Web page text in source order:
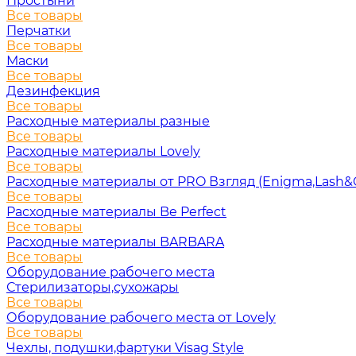
Все товары
Перчатки
Все товары
Маски
Все товары
Дезинфекция
Все товары
Расходные материалы разные
Все товары
Расходные материалы Lovely
Все товары
Расходные материалы от PRO Взгляд
Все товары
Расходные материалы Be Perfect
Все товары
Расходные материалы BARBARA
Все товары
Оборудование рабочего места
Стерилизаторы,сухожары
Все товары
Оборудование рабочего места от Lovely
Все товары
Чехлы, подушки,фартуки Visag Style